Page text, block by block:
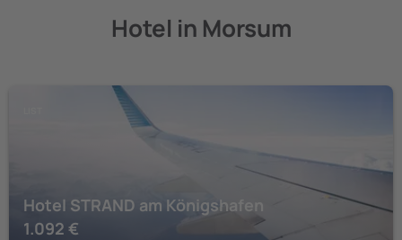
Hotel in Morsum
Hotel STRAND am Königshafen
1.092 €